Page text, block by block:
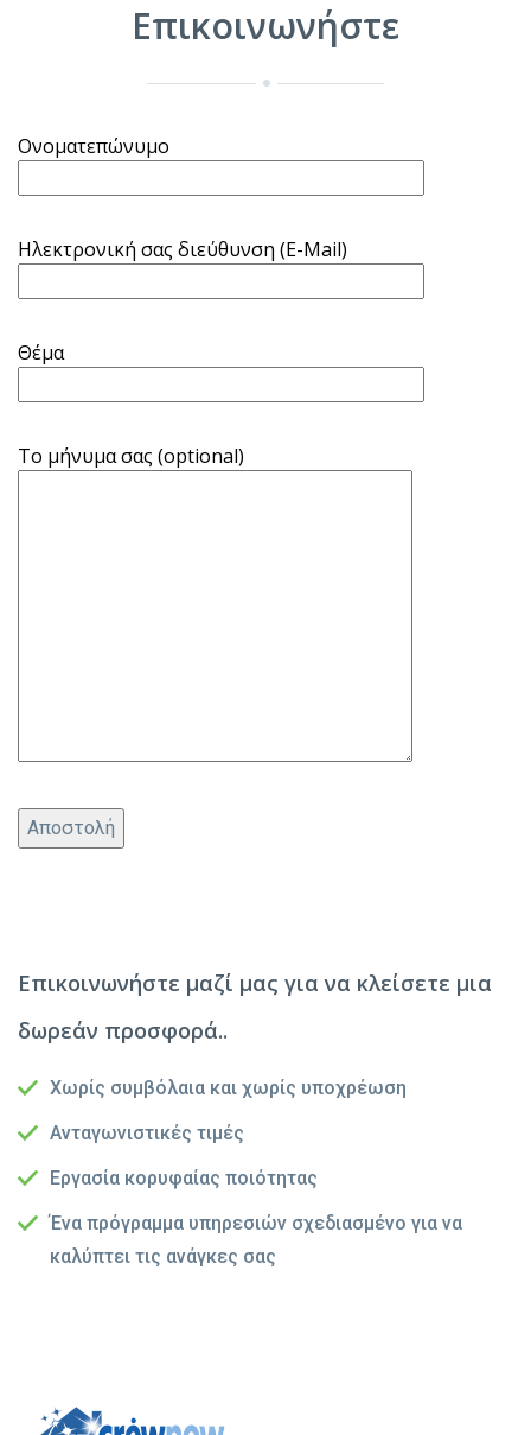
Επικοινωνήστε
Ονοματεπώνυμο
Ηλεκτρονική σας διεύθυνση (Ε-Mail)
Θέμα
Το μήνυμα σας (optional)
Επικοινωνήστε μαζί μας για να κλείσετε μια
δωρεάν προσφορά..
Χωρίς συμβόλαια και χωρίς υποχρέωση
Ανταγωνιστικές τιμές
Εργασία κορυφαίας ποιότητας
Ένα πρόγραμμα υπηρεσιών σχεδιασμένο για να
καλύπτει τις ανάγκες σας